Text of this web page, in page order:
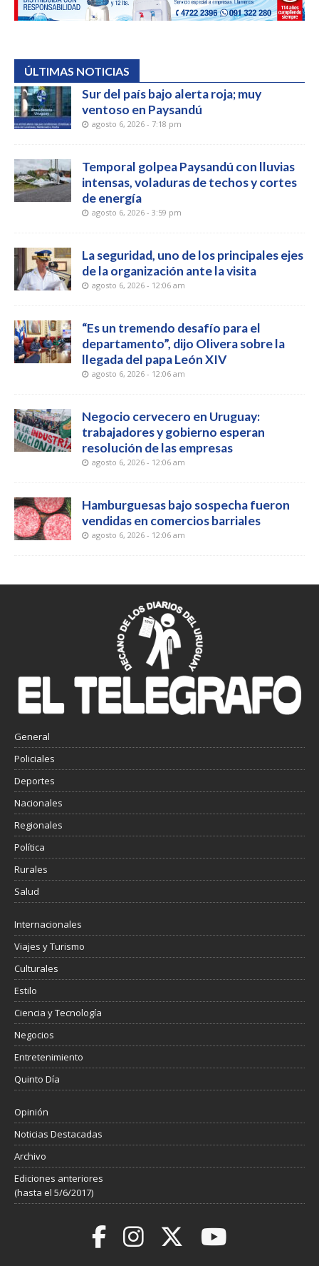
ÚLTIMAS NOTICIAS
Sur del país bajo alerta roja; muy
ventoso en Paysandú
agosto 6, 2026 - 7:18 pm
Temporal golpea Paysandú con lluvias
intensas, voladuras de techos y cortes
de energía
agosto 6, 2026 - 3:59 pm
La seguridad, uno de los principales ejes
de la organización ante la visita
agosto 6, 2026 - 12:06 am
“Es un tremendo desafío para el
departamento”, dijo Olivera sobre la
llegada del papa León XIV
agosto 6, 2026 - 12:06 am
Negocio cervecero en Uruguay:
trabajadores y gobierno esperan
resolución de las empresas
agosto 6, 2026 - 12:06 am
Hamburguesas bajo sospecha fueron
vendidas en comercios barriales
agosto 6, 2026 - 12:06 am
General
Policiales
Deportes
Nacionales
Regionales
Política
Rurales
Salud
Internacionales
Viajes y Turismo
Culturales
Estilo
Ciencia y Tecnología
Negocios
Entretenimiento
Quinto Día
Opinión
Noticias Destacadas
Archivo
Ediciones anteriores
(hasta el 5/6/2017)